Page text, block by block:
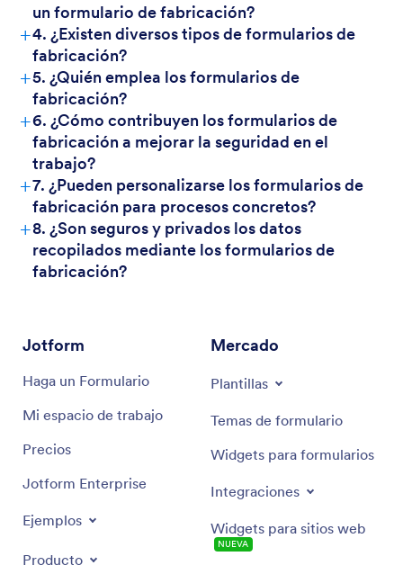
un formulario de fabricación?
+4. ¿Existen diversos tipos de formularios de
fabricación?
+5. ¿Quién emplea los formularios de
fabricación?
+6. ¿Cómo contribuyen los formularios de
fabricación a mejorar la seguridad en el
trabajo?
+7. ¿Pueden personalizarse los formularios de
fabricación para procesos concretos?
+8. ¿Son seguros y privados los datos
recopilados mediante los formularios de
fabricación?
Jotform
Haga un Formulario
Mi espacio de trabajo
Precios
Jotform Enterprise
Ejemplos
Producto
Mercado
Plantillas
Temas de formulario
Widgets para formularios
Integraciones
Widgets para sitios web
NUEVA